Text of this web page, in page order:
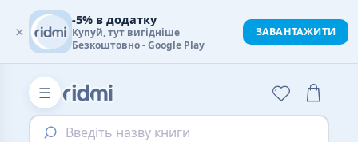
☰
Введіть назву книги
×
-5% в додатку
Купуй, тут вигідніше
Безкоштовно - Google Play
ЗАВАНТАЖИТИ